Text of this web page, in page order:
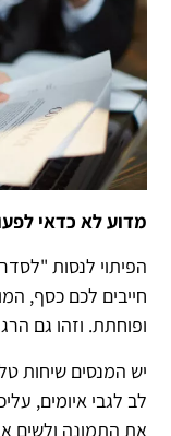
מדוע לא כדאי
הפיתוי לנסות
חייבים לכם כסף,
ופוחתת. וזהו גם
יש המנסים שיחות
לב לגבי איומים,
את התמונה ולשים